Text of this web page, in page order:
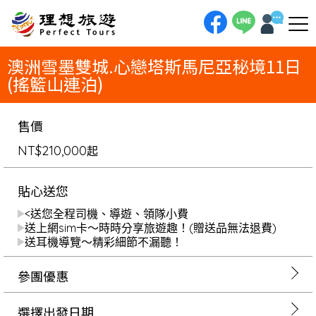
獾、袋熊不期而遇。在蘿絲小鎮追尋KIKI魔女足跡，再攀登酒杯灣觀景台，盡覽海灣絕景。最終停泊雪梨，從海港感受歌劇院
的建築魅力，完成一場澳洲雪墨雙城的身心靈深度漫遊。
澳洲雪墨雙城.心戀塔斯馬尼亞秘境11日
(搖籃山連泊)
售價
NT$210,000起
貼心送您
<送您全程司機、導遊、領隊小費
送上網sim卡～時時分享旅遊趣！(贈送品無法退費)
送耳機導覽～精彩細節不漏聽！
參團優惠
選擇出發日期